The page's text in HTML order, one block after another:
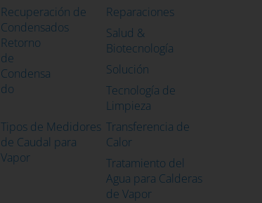
Recuperación de
Condensados
Retorno
de
Condensa
do
Reparaciones
Salud &
Biotecnología
Solución
Tecnología de
Limpieza
Tipos de Medidores
de Caudal para
Vapor
Transferencia de
Calor
Tratamiento del
Agua para Calderas
de Vapor